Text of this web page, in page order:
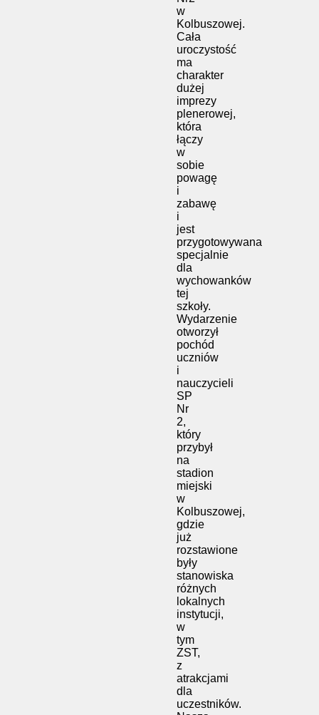
w
Kolbuszowej.
Cała
uroczystość
ma
charakter
dużej
imprezy
plenerowej,
która
łączy
w
sobie
powagę
i
zabawę
i
jest
przygotowywana
specjalnie
dla
wychowanków
tej
szkoły.
Wydarzenie
otworzył
pochód
uczniów
i
nauczycieli
SP
Nr
2,
który
przybył
na
stadion
miejski
w
Kolbuszowej,
gdzie
już
rozstawione
były
stanowiska
różnych
lokalnych
instytucji,
w
tym
ZST,
z
atrakcjami
dla
uczestników.